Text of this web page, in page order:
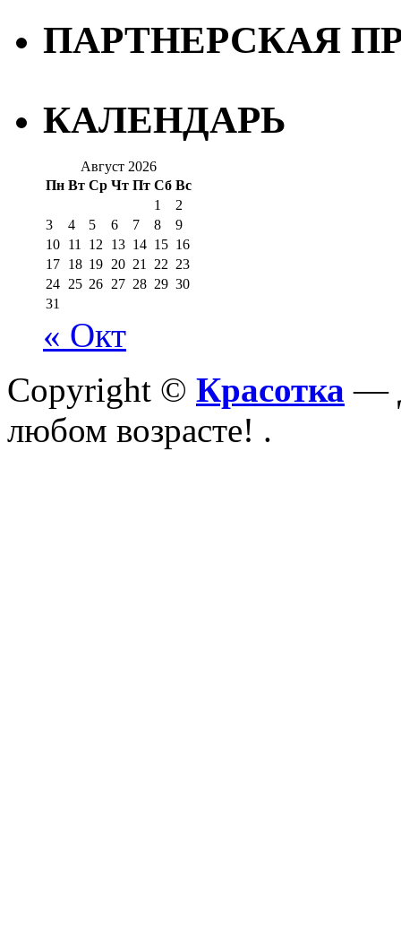
ПАРТНЕРСКАЯ
КАЛЕНДАРЬ
Август 2026
Пн Вт Ср Чт Пт Сб Вс
1
2
3
4 5 6 7 8
9
10 11 12 13 14 15 16
17 18 19 20 21 22 23
24 25 26 27 28 29 30
31
« Окт
Copyright © Красотка —
любом возрасте! .